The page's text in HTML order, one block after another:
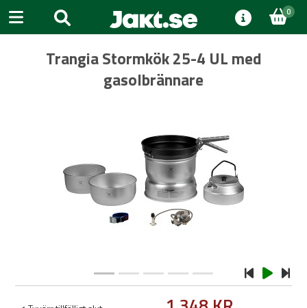
0
Trangia Stormkök 25-4 UL med
gasolbrännare
Previous